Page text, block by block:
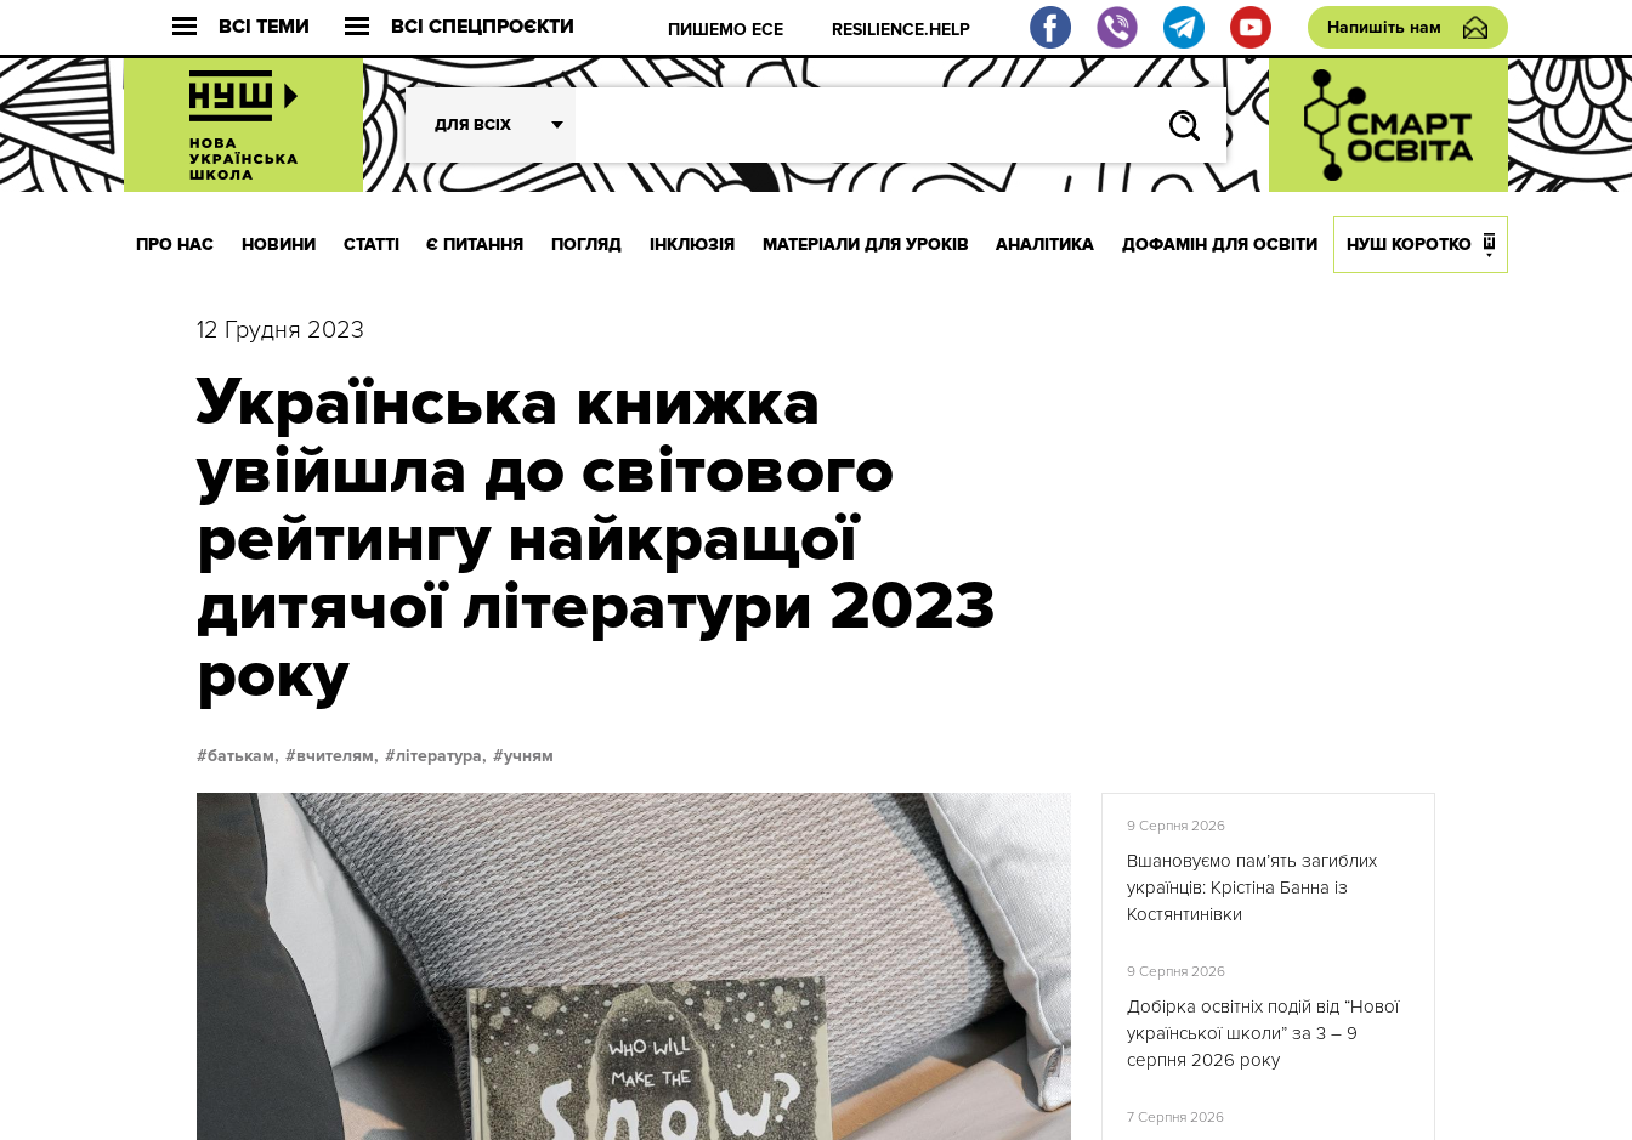
ВСІ ТЕМИ ВСІ СПЕЦПРОЄКТИ ПИШЕМО ЕСЕ RESILIENCE.HELP Напишіть нам
ДЛЯ ВСІХ
ПРО НАС НОВИНИ СТАТТІ Є ПИТАННЯ ПОГЛЯД ІНКЛЮЗІЯ МАТЕРІАЛИ ДЛЯ УРОКІВ АНАЛІТИКА ДОФАМІН ДЛЯ ОСВІТИ НУШ КОРОТКО
12 Грудня 2023
Українська книжка
увійшла до світового
рейтингу найкращої
дитячої літератури 2023
року
батькам, вчителям, література, учням
9 Серпня 2026
Вшановуємо пам’ять загиблих
українців: Крістіна Банна із
Костянтинівки
9 Серпня 2026
Добірка освітніх подій від “Нової
української школи” за 3 – 9
серпня 2026 року
7 Серпня 2026